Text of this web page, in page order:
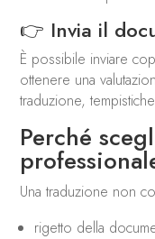
👉 Invia il
È possibile inviare
ottenere una
traduzione,
Perché
Una traduzione non
rigetto della